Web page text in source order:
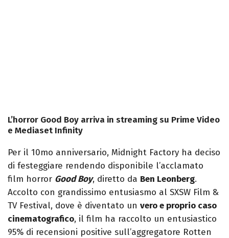
L’horror Good Boy arriva in streaming su Prime Video
e Mediaset Infinity
Per il 10mo anniversario, Midnight Factory ha deciso
di festeggiare rendendo disponibile l’acclamato
film horror Good Boy, diretto da Ben Leonberg.
Accolto con grandissimo entusiasmo al SXSW Film &
TV Festival, dove è diventato un vero e proprio caso
cinematografico, il film ha raccolto un entusiastico
95% di recensioni positive sull’aggregatore Rotten